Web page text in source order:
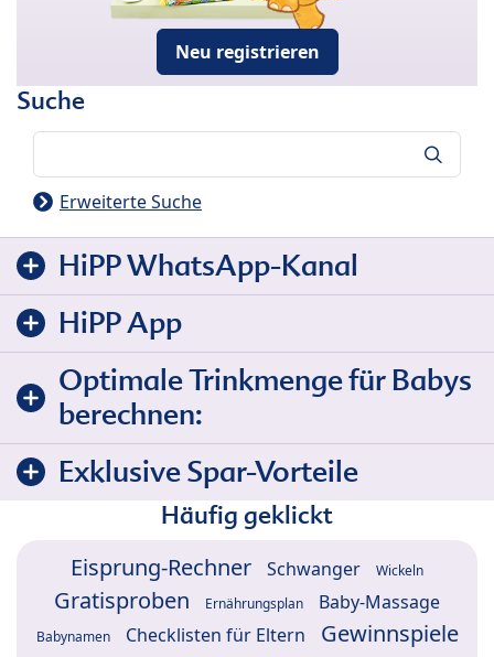
Neu registrieren
Suche
Erweiterte Suche
HiPP WhatsApp-Kanal
HiPP App
Optimale Trinkmenge für Babys
berechnen:
Exklusive Spar-Vorteile
Häufig geklickt
Eisprung-Rechner Schwanger Wickeln
Gratisproben Ernährungsplan Baby-Massage
Babynamen Checklisten für Eltern
Gewinnspiele